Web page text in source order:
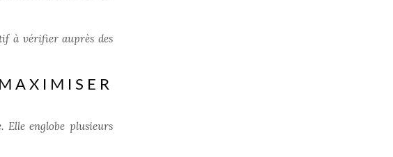
à vérifier auprès des
Elle englobe plusieurs